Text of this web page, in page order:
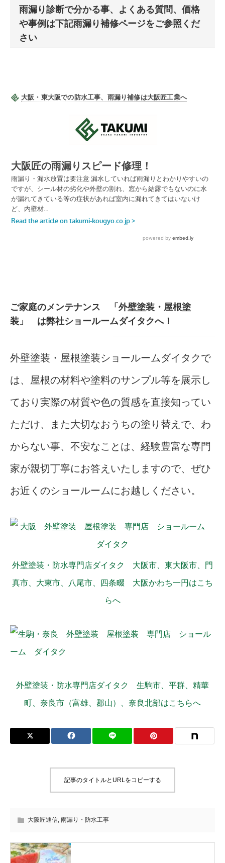
雨漏り診断で分かる事、よくある質問、価格
や事例は下記雨漏り補修ページをご参照くだ
さい
ご家庭のメンテナンス 「外壁塗装・屋根塗
装」 は弊社ショールームダイタクへ！
外壁塗装・屋根塗装ショールームダイタクで
は、屋根の材料や塗料のサンプル等を展示し
ており実際の材質や色の質感を直接知ってい
ただけ、また大切なおうちの塗り替えで、わ
からない事、不安なことは、経験豊富な専門
家が親切丁寧にお答えいたしますので、ぜひ
お近くのショールームにお越しください。
外壁塗装・防水専門店ダイタク 大阪市、東大阪市、門
真市、大東市、八尾市、四条畷 大阪かわち一円はこち
らへ
外壁塗装・防水専門店ダイタク 生駒市、平群、精華
町、奈良市（富雄、郡山）、奈良北部はこちらへ
記事のタイトルとURLをコピーする
大阪匠通信, 雨漏り・防水工事